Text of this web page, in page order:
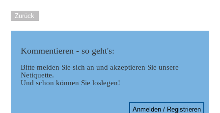
Zurück
Kommentieren - so geht's:
Bitte melden Sie sich an und akzeptieren Sie unsere
Netiquette.
Und schon können Sie loslegen!
Anmelden / Registrieren